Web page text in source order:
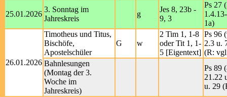
25.01.2026
3. Sonntag im
Jahreskreis
g
Jes 8, 23b -
9, 3
Ps 27
1a)
26.01.2026
Timotheus und Titus,
Bischöfe,
Apostelschüler
G w
2 Tim 1, 1-8
oder Tit 1, 1-
5 [Eigentext]
Ps 96
2.3 u.
(R:
Bahnlesungen
(Montag der 3.
Woche im
Jahreskreis)
Ps 89
21.22
u. 29